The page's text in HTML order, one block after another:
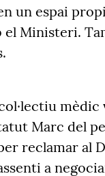
un espai
el Ministeri.
mèdic
Marc del
reclamar al
a